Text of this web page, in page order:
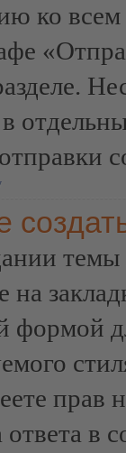
ко
на
формой
прав
ответа в